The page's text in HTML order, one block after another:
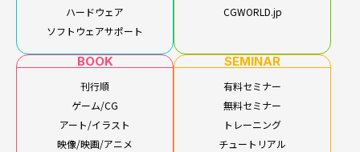
ハードウェア
ソフトウェアサポート
CGWORLD.jp
BOOK
刊行順
ゲーム/CG
アート/イラスト
映像/映画/アニメ
SEMINAR
有料セミナー
無料セミナー
トレーニング
チュートリアル